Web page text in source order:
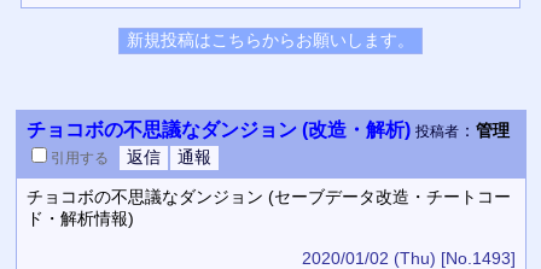
チョコボの不思議なダンジョン (改造・解析) 投稿者： 管理
引用する
チョコボの不思議なダンジョン (セーブデータ改造・チートコー
ド・解析情報)
2020/01/02 (Thu) [No.1493]